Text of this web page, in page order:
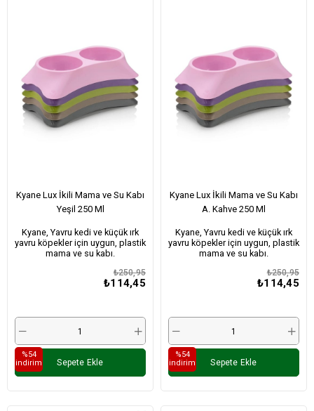
Kyane Lux İkili Mama ve Su Kabı
Yeşil 250 Ml
Kyane, Yavru kedi ve küçük ırk
yavru köpekler için uygun, plastik
mama ve su kabı.
₺114,45
₺250,95
Sepete Ekle
%54
i̇ndirim
Kyane Lux İkili Mama ve Su Kabı
A. Kahve 250 Ml
Kyane, Yavru kedi ve küçük ırk
yavru köpekler için uygun, plastik
mama ve su kabı.
₺114,45
₺250,95
Sepete Ekle
%54
i̇ndirim